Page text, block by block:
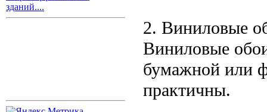
зданий....
2. Виниловые
Виниловые
бумажной или
практичны.